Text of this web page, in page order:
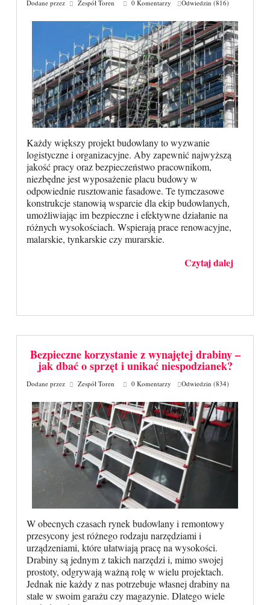
Dodane przez Zespół Toren 0 Komentarzy Odwiedzin (816)
Każdy większy projekt budowlany to wyzwanie
logistyczne i organizacyjne. Aby zapewnić najwyższą
jakość pracy oraz bezpieczeństwo pracownikom,
niezbędne jest wyposażenie placu budowy w
odpowiednie rusztowanie fasadowe. Te tymczasowe
konstrukcje stanowią wsparcie dla ekip budowlanych,
umożliwiając im bezpieczne i efektywne działanie na
różnych wysokościach. Wspierają prace renowacyjne,
malarskie, tynkarskie czy murarskie.
Czytaj dalej
Bezpieczne korzystanie z wynajętej drabiny –
jak dbać o sprzęt i unikać niespodzianek?
Dodane przez Zespół Toren 0 Komentarzy Odwiedzin (834)
W obecnych czasach rynek budowlany i remontowy
przesycony jest różnego rodzaju narzędziami i
urządzeniami, które ułatwiają pracę na wysokości.
Drabiny są jednym z takich narzędzi i, mimo swojej
prostoty, odgrywają ważną rolę w wielu projektach.
Jednak nie każdy z nas potrzebuje własnej drabiny na
stałe w swoim garażu czy magazynie. Dlatego wiele